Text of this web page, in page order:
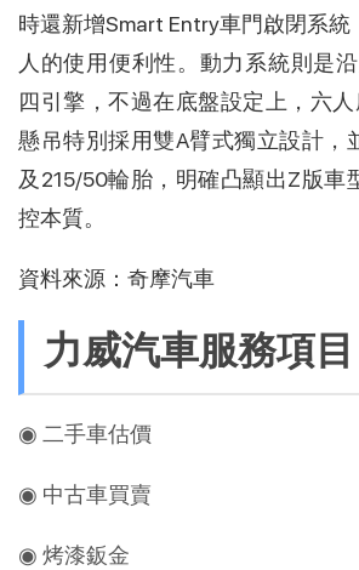
時還新增Smart Entry車門啟閉系統
人的使用便利性。動力系統則是
四引擎，不過在底盤設定上，六
懸吊特別採用雙A臂式獨立設計，
及215/50輪胎，明確凸顯出Z版車
控本質。
資料來源： 奇摩汽車
力威汽車服務項目
◉ 二手車估價
◉ 中古車買賣
◉ 烤漆鈑金